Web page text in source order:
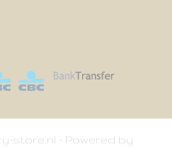
store.nl - Powered by